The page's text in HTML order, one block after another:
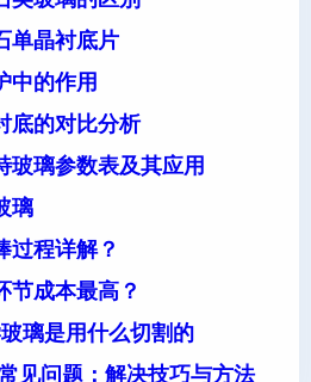
单晶衬底片
中的作用
底的对比分析
玻璃参数表及其应用
璃
过程详解？
节成本最高？
璃是用什么切割的
见问题：解决技巧与方法